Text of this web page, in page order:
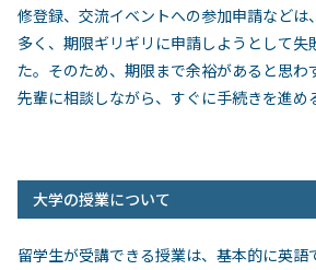
修登録、交流イベントへの参加申請などは
多く、期限ギリギリに申請しようとして失
た。そのため、期限まで余裕があると思わ
先輩に相談しながら、すぐに手続きを進め
大学の授業について
留学生が受講できる授業は、基本的に英語